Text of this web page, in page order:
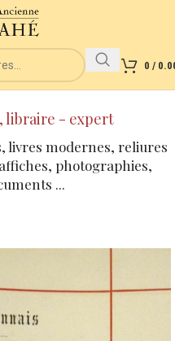
0 /
libraire - expert
livres modernes, reliures
photographies,
...